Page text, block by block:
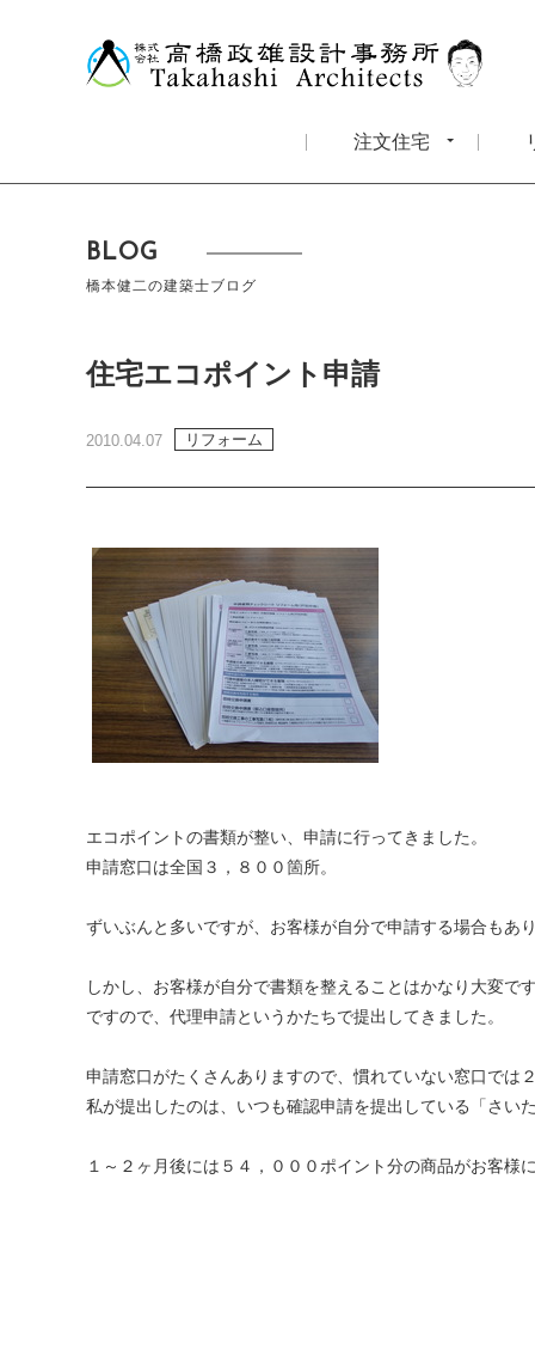
注文住宅
BLOG
橋本健二の建築士ブログ
住宅エコポイント申請
2010.04.07 リフォーム
エコポイントの書類が整い、申請に行ってきました。
申請窓口は全国３，８００箇所。
ずいぶんと多いですが、お客様が自分で申請する場合もあ
しかし、お客様が自分で書類を整えることはかなり大変です
ですので、代理申請というかたちで提出してきました。
申請窓口がたくさんありますので、慣れていない窓口では
私が提出したのは、いつも確認申請を提出している「さい
１～２ヶ月後には５４，０００ポイント分の商品がお客様